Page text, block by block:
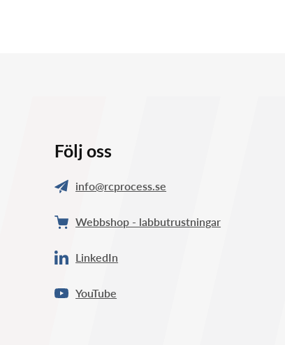
Följ oss
info@rcprocess.se
Webbshop - labbutrustningar
LinkedIn
YouTube